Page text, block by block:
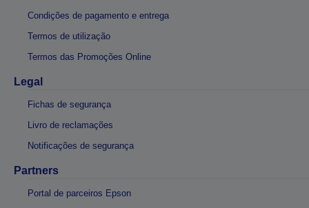
Condições de pagamento e entrega
Termos de utilização
Termos das Promoções Online
Legal
Fichas de segurança
Livro de reclamações
Notificações de segurança
Partners
Portal de parceiros Epson